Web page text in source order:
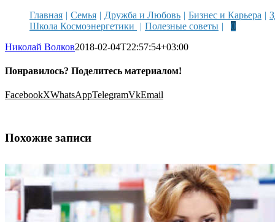
Главная
Семья Дружба и Любовь Бизнес и Карьера
Школа Космоэнергетики
Полезные советы
0
Николай Волков2018-02-04T22:57:54+03:00
Понравилось? Поделитесь материалом!
FacebookXWhatsAppTelegramVkEmail
Похожие записи